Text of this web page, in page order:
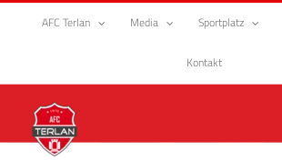
Zum
AFC Terlan Media Sportplatz
Kontakt